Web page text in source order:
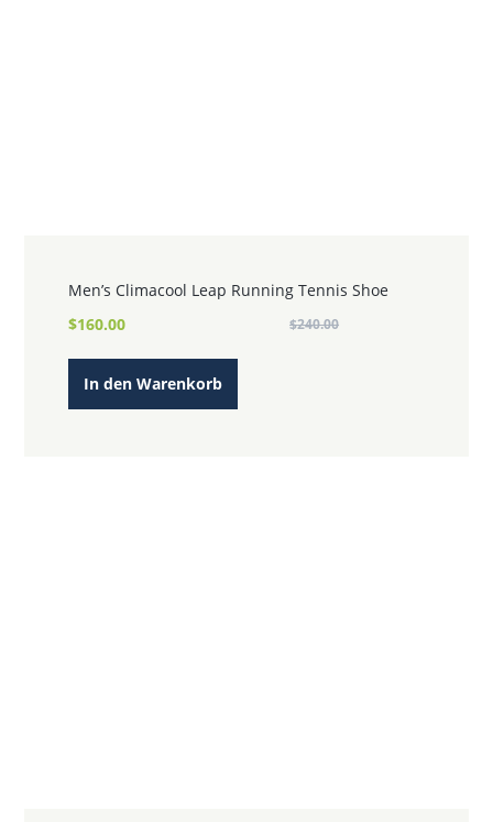
Men’s Climacool Leap Running Tennis Shoe
$240.00
Ursprünglicher
$240.00
$160.00Aktueller
$160.00.
In den Warenkorb